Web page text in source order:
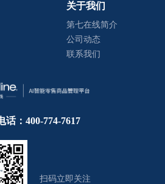
关于我们
第七在线简介
公司动态
联系我们
话：400-774-7617
扫码立即关注